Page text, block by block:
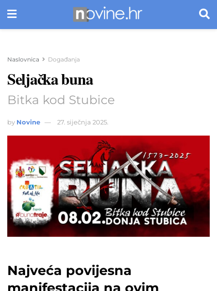
Naslovnica Događanja
Seljačka buna
Bitka kod Stubice
by Novine 27. siječnja 2025.
Najveća povijesna